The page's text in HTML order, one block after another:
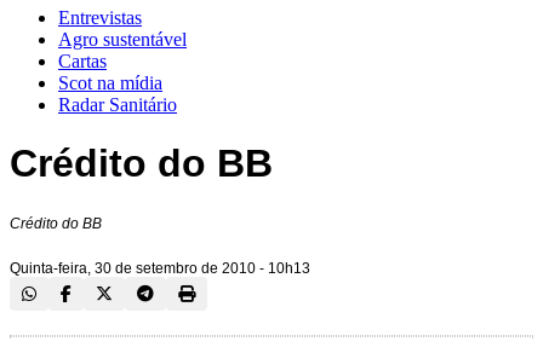
Entrevistas
Agro sustentável
Cartas
Scot na mídia
Radar Sanitário
Crédito do BB
Crédito do BB
Quinta-feira, 30 de setembro de 2010 - 10h13